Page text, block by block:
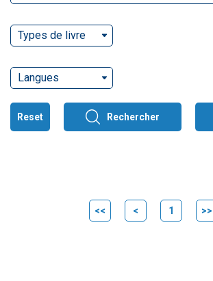
Types de livre
Langues
Reset Rechercher
<< < 1 >>